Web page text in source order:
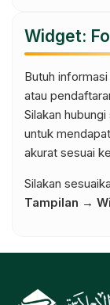
Widget:
Butuh
atau
Silakan
untuk
akurat sesuai
Silakan
Tampilan →